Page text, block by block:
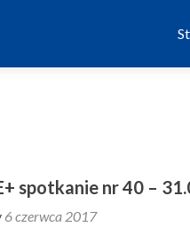
spotkanie nr 40 –
6 czerwca 2017